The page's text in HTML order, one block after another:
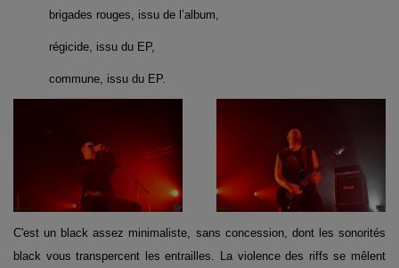
brigades rouges, issu de l’album,
régicide, issu du EP,
commune, issu du EP.
C'est un black assez minimaliste, sans concession, dont les sonorités
black vous transpercent les entrailles. La violence des riffs se mêlent